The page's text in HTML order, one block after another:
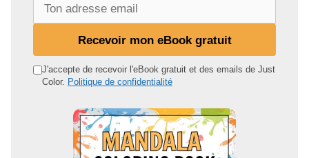
d
Recevoir mon eBook gratuit
J'accepte de recevoir l'eBook gratuit et des emails de Just
Color. Politique de confidentialité